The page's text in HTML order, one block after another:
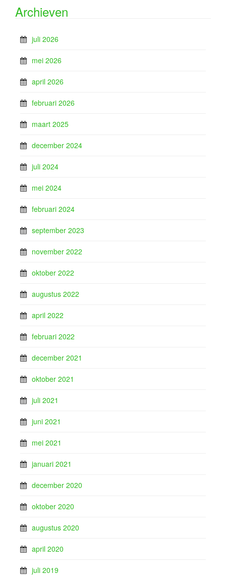
Archieven
juli 2026
mei 2026
april 2026
februari 2026
maart 2025
december 2024
juli 2024
mei 2024
februari 2024
september 2023
november 2022
oktober 2022
augustus 2022
april 2022
februari 2022
december 2021
oktober 2021
juli 2021
juni 2021
mei 2021
januari 2021
december 2020
oktober 2020
augustus 2020
april 2020
juli 2019